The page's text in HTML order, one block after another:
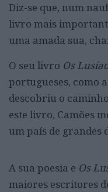
Diz-se que, num
livro mais
uma amada sua,
O seu livro Os
portugueses, como
descobriu o
este livro, Camões
um país de grandes
A sua poesia e Os
maiores escritores